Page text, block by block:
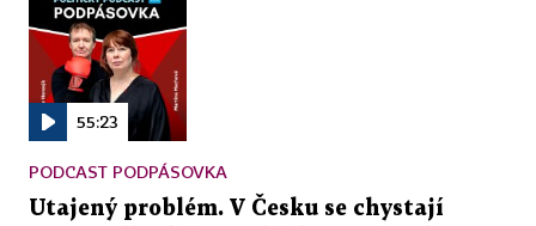
55:23
PODCAST PODPÁSOVKA
Utajený problém. V Česku se chystají